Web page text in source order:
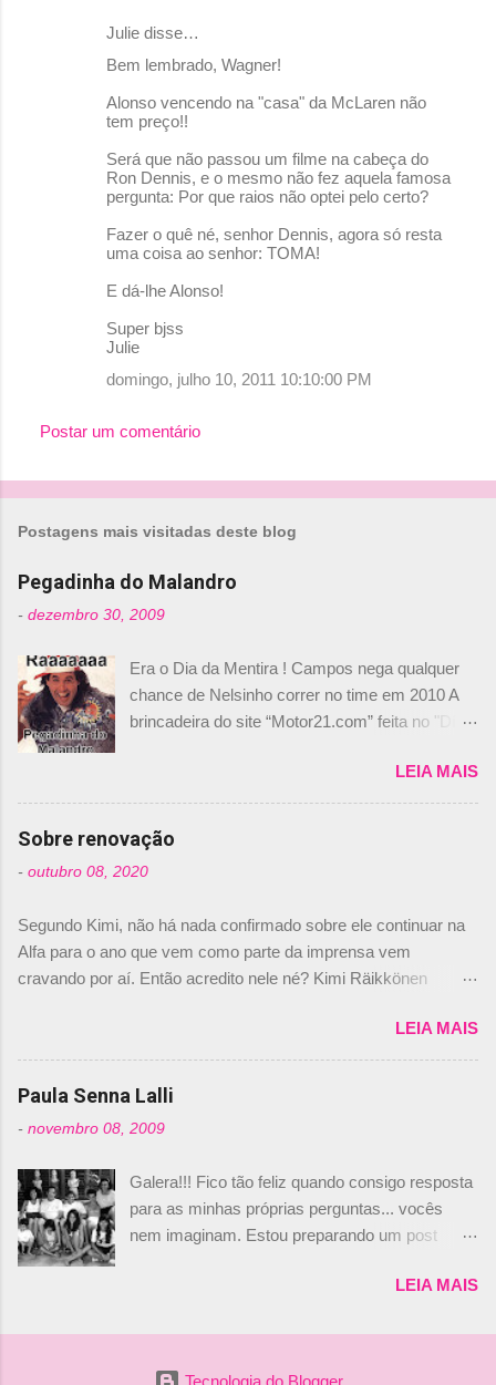
Julie disse…
Bem lembrado, Wagner!
Alonso vencendo na "casa" da McLaren não
tem preço!!
Será que não passou um filme na cabeça do
Ron Dennis, e o mesmo não fez aquela famosa
pergunta: Por que raios não optei pelo certo?
Fazer o quê né, senhor Dennis, agora só resta
uma coisa ao senhor: TOMA!
E dá-lhe Alonso!
Super bjss
Julie
domingo, julho 10, 2011 10:10:00 PM
Postar um comentário
Postagens mais visitadas deste blog
Pegadinha do Malandro
- dezembro 30, 2009
Era o Dia da Mentira ! Campos nega qualquer
chance de Nelsinho correr no time em 2010 A
brincadeira do site “Motor21.com” feita no "Día
de abril –, afirmando que Nelson Piquet havia
comprado 15% das ações da Campos, dando,
com isso, um lugar no time a Nelsinho Piquet,
foi esclarecida de uma vez por todas por
Daniele Audetto, diretor da escuderia. O
não será o companheiro de Bruno Senna em
2010. "Na verdade, nós recebemos uma oferta
de Piquet", admitiu Audetto. “Mas depois de ter
dois brasileiros”, explicou, dizendo ainda que
não tem nada contra o filho do tricampeão
Nelson Piquet. “Ele é um bom piloto, rápido e
experiente.” Audetto disse ainda que a suposta
não corresponde à realidade. “O suposto 15%
de investimento seria menor do que aquilo que
outros pilotos podem trazer: italianos, r...
LEIA MAIS
Sobre renovação
- outubro 08, 2020
Segundo Kimi, não há nada confirmado sobre ele continuar na
Alfa para o ano que vem como parte da imprensa vem
cravando por aí. Então acredito nele né? Kimi Räikkönen
truth but I’ve never had an option in my contract so that’s
should, pretty much, tell you that it’s not true." #Kimi7 #EifelGP
#AlfaRomeoRacing pic.twitter.com/77EDVn39Ia — Kimi
Romain falando sobre o fato do Iceman estar há tantos anos na
@RGrosjean ! #EifelGP 🇩🇪 #F1
pic.twitter.com/GSAu1LWnwW — Formula 1 (@F1) October 8,
2020 Beijinhos, Ludy
LEIA MAIS
Paula Senna Lalli
- novembro 08, 2009
Galera!!! Fico tão feliz quando consigo resposta
para as minhas próprias perguntas... vocês
nem imaginam. Estou preparando um post
nunca falei sobre ela, aqui no Octeto. No meio
aqui: Na época, rendeu um burburinho, porque
LEIA MAIS
Tecnologia do Blogger